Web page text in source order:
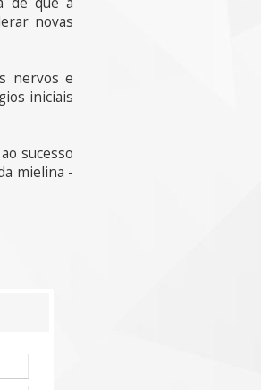
novas
nervos e
iniciais
sucesso
mielina -